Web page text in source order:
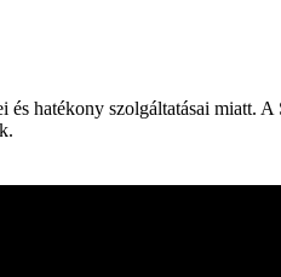
hatékony szolgáltatásai miatt.